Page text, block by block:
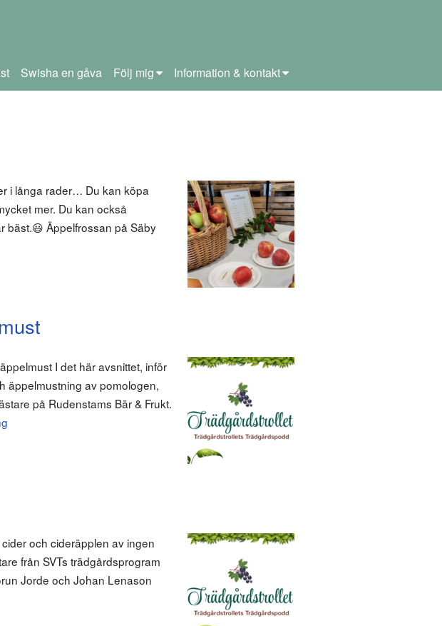
Swisha en gåva Följ mig Information & kontakt
i långa rader… Du kan köpa
mer. Du kan också
bäst.😃 Äppelfrossan på Säby
I det här avsnittet, inför
äppelmustning av pomologen,
på Rudenstams Bär & Frukt.
och cideräpplen av ingen
från SVTs trädgårdsprogram
Jorde och Johan Lenason